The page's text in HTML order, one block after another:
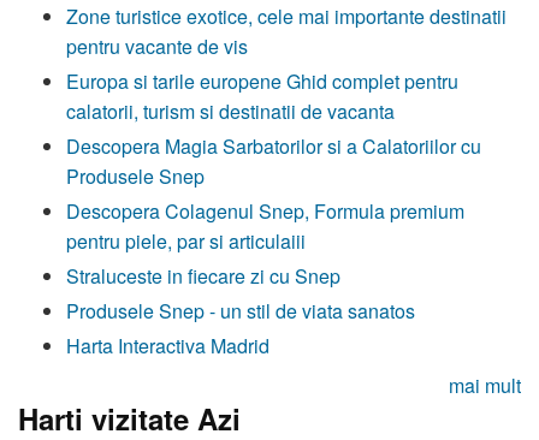
Zone turistice exotice, cele mai importante destinatii
pentru vacante de vis
Europa si tarile europene Ghid complet pentru
calatorii, turism si destinatii de vacanta
Descopera Magia Sarbatorilor si a Calatoriilor cu
Produsele Snep
Descopera Colagenul Snep, Formula premium
pentru piele, par si articulaiii
Straluceste in fiecare zi cu Snep
Produsele Snep - un stil de viata sanatos
Harta Interactiva Madrid
mai mult
Harti vizitate Azi